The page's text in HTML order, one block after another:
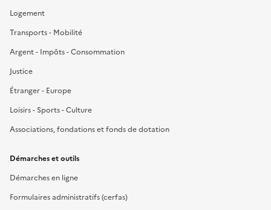
Logement
Transports - Mobilité
Argent - Impôts - Consommation
Justice
Étranger - Europe
Loisirs - Sports - Culture
Associations, fondations et fonds de dotation
Démarches et outils
Démarches en ligne
Formulaires administratifs (cerfas)